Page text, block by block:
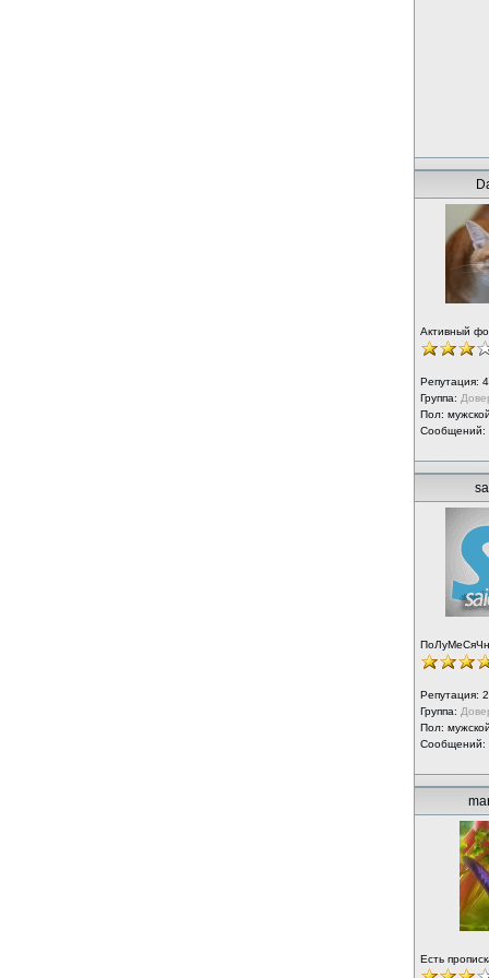
Активный
Репутация:
Группа:
Пол:
Сообщений:
Репутация:
Группа:
Пол:
Сообщений:
Есть